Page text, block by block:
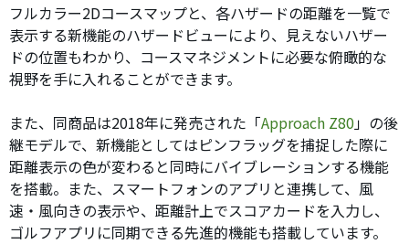
フルカラー2Dコースマップと、各ハザードの距離を一覧で
表示する新機能のハザードビューにより、見えないハザー
ドの位置もわかり、コースマネジメントに必要な俯瞰的な
視野を手に入れることができます。
また、同商品は2018年に発売された「Approach Z80」の後
継モデルで、新機能としてはピンフラッグを捕捉した際に
距離表示の色が変わると同時にバイブレーションする機能
を搭載。また、スマートフォンのアプリと連携して、風
速・風向きの表示や、距離計上でスコアカードを入力し、
ゴルフアプリに同期できる先進的機能も搭載しています。